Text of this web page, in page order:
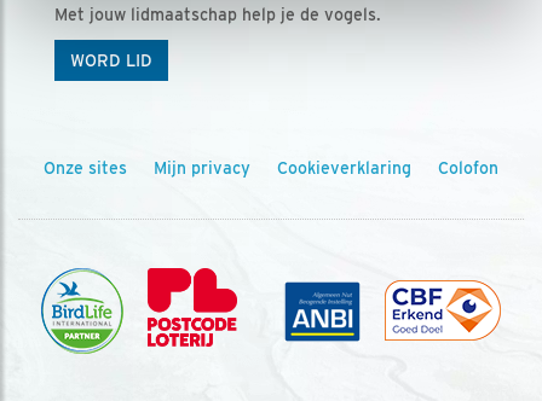
Met jouw lidmaatschap help je de vogels.
WORD LID
Onze sites Mijn privacy Cookieverklaring Colofon